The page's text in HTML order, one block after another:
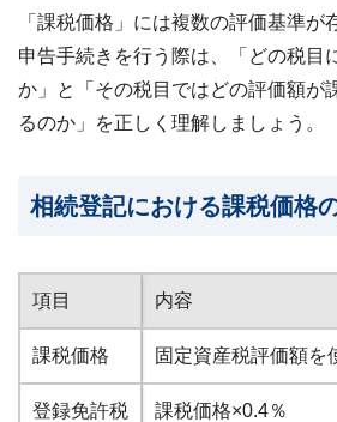
「課税価格」には複数の評価基準が
申告手続きを行う際は、「どの税目
か」と「その税目ではどの評価額が
るのか」を正しく理解しましょう。
相続登記における課税価格
項目 内容
課税価格 固定資産税評価額を
登録免許税 課税価格×0.4％